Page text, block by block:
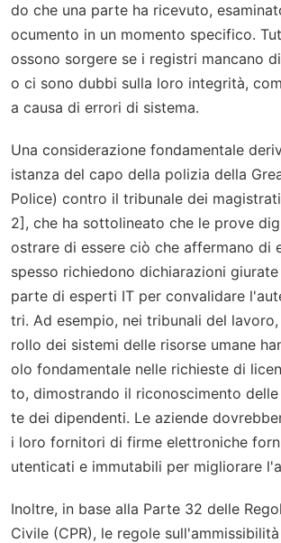
do che una parte ha ricevuto,
ocumento in un momento specifico.
ossono sorgere se i registri mancano
o ci sono dubbi sulla loro integrità,
a causa di errori di sistema.
Una considerazione fondamentale
istanza del capo della polizia della
Police) contro il tribunale dei
2], che ha sottolineato che le prove
ostrare di essere ciò che affermano di
spesso richiedono dichiarazioni
parte di esperti IT per convalidare
tri. Ad esempio, nei tribunali del
rollo dei sistemi delle risorse umane
olo fondamentale nelle richieste di
to, dimostrando il riconoscimento
te dei dipendenti. Le aziende
i loro fornitori di firme elettroniche
utenticati e immutabili per migliorare
Inoltre, in base alla Parte 32 delle
Civile (CPR), le regole